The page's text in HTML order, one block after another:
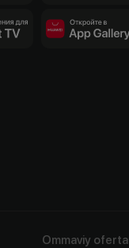
Ommaviy oferta